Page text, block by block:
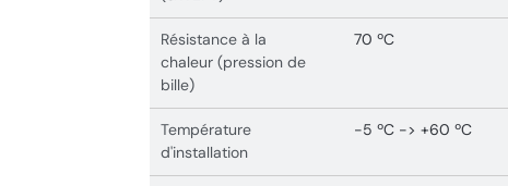
Résistance à la
chaleur (pression de
bille)
70 ºC
Température
d'installation
-5 ºC -> +60 ºC